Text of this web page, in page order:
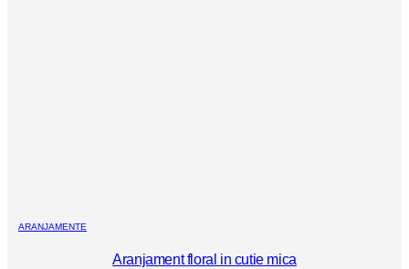
ARANJAMENTE
Aranjament floral in cutie mica